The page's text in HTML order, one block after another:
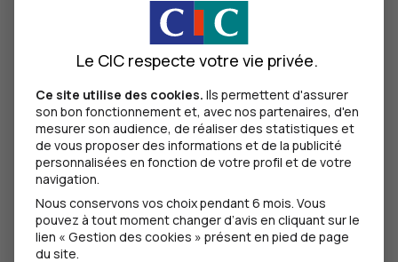
revient sur les étapes nécessaires à la
remise et l’encaissement d’un chèque.
Mutuelle artisan : protégez votre santé
Assurances
5minutes
Vous savez gérer vos chantiers, vos devis, vos
urgences. Mais qu’en est-il de votre santé ?
Le CIC respecte votre vie privée.
Ce site utilise des cookies. Ils permettent d'assurer
son bon fonctionnement et, avec nos partenaires, d'en
mesurer son audience, de réaliser des statistiques et
de vous proposer des informations et de la publicité
personnalisées en fonction de votre profil et de votre
navigation.
Nous conservons vos choix pendant 6 mois. Vous
pouvez à tout moment changer d’avis en cliquant sur le
lien « Gestion des cookies » présent en pied de page
du site.